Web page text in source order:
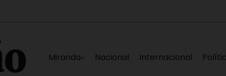
Miranda Nacional Internacional